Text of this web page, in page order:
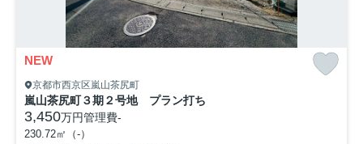
NEW
京都市西京区嵐山茶尻町
嵐山茶尻町３期２号地 プラン打ち
3,450万円管理費-
230.72㎡（-）